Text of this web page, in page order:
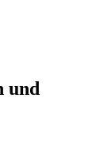
und